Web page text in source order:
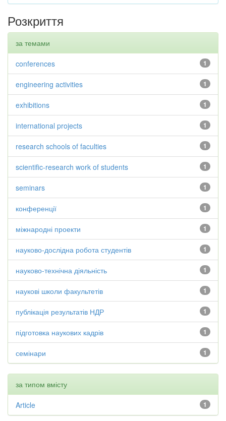
Розкриття
за темами
1
conferences
1
engineering activities
1
exhibitions
1
international projects
1
research schools of faculties
1
scientific-research work of students
1
seminars
1
конференції
1
міжнародні проекти
1
науково-дослідна робота студентів
1
науково-технічна діяльність
1
наукові школи факультетів
1
публікація результатів НДР
1
підготовка наукових кадрів
1
семінари
за типом вмісту
1
Article